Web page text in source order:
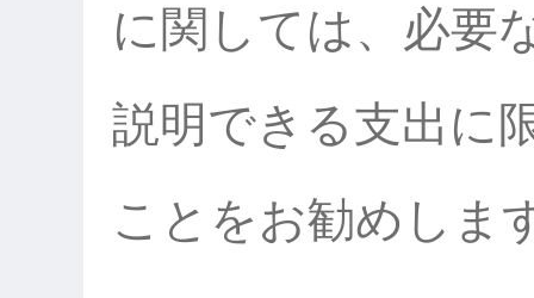
に関しては、必要
説明できる支出に
ことをお勧めしま